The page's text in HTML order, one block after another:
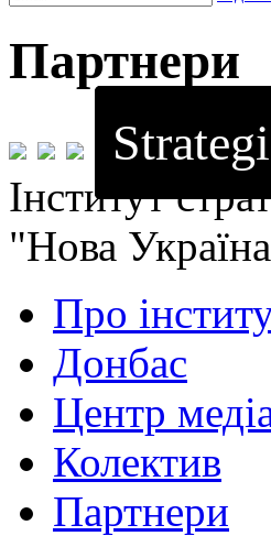
Партнери
Інститут
"Нова
Про
Донбас
Центр
Колектив
Партнери